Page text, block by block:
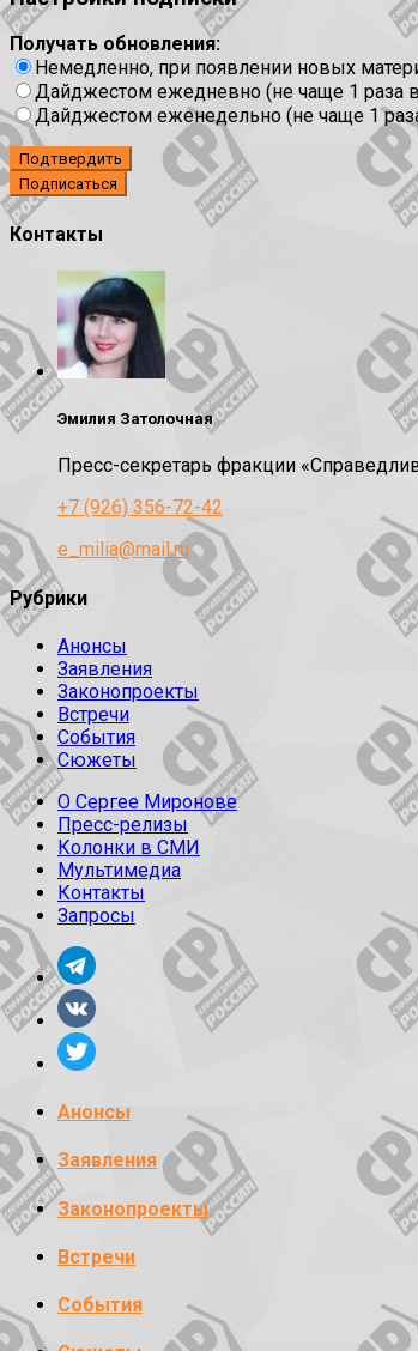
Получать обновления:
Немедленно, при появлении новых
Дайджестом ежедневно (не чаще 1 раза
Дайджестом еженедельно (не чаще 1
Подтвердить
Контакты
Эмилия Затолочная
Пресс-секретарь фракции
+7 (926) 356-72-42
e_milia@mail.ru
Рубрики
Анонсы
Заявления
Законопроекты
Встречи
События
Сюжеты
О Сергее Миронове
Пресс-релизы
Колонки в СМИ
Мультимедиа
Контакты
Запросы
Анонсы
Заявления
Законопроекты
Встречи
События